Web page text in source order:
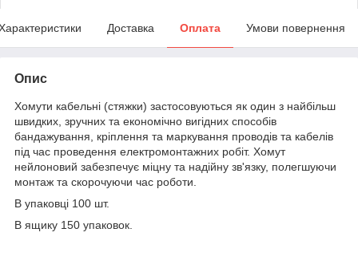
Доставка Оплата Умови повернення
Опис
Хомути кабельні (стяжки) застосовуються як один з найбільш
швидких, зручних та економічно вигідних способів
бандажування, кріплення та маркування проводів та кабелів
під час проведення електромонтажних робіт. Хомут
нейлоновий забезпечує міцну та надійну зв'язку, полегшуючи
монтаж та скорочуючи час роботи.
В упаковці 100 шт.
В ящику 150 упаковок.